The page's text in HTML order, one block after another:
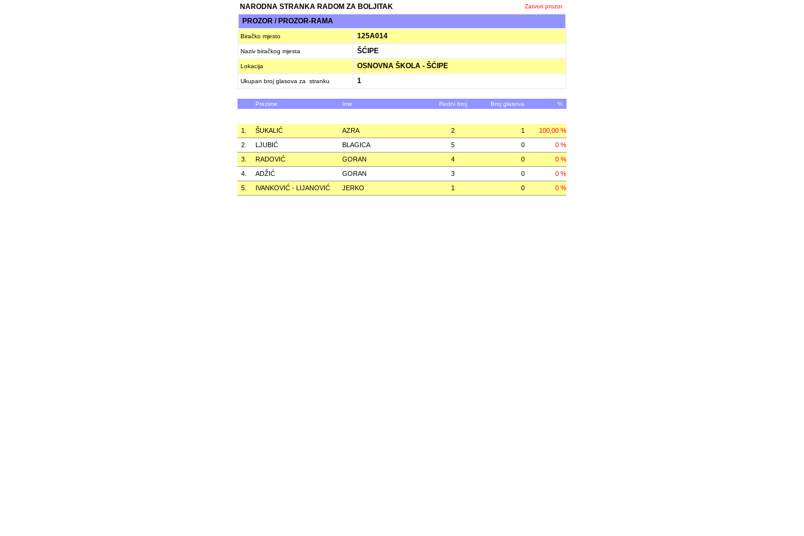
NARODNA STRANKA RADOM ZA BOLJITAK Zatvori prozor
PROZOR / PROZOR-RAMA
Biračko mjesto 125A014
Naziv biračkog mjesta ŠĆIPE
Lokacija OSNOVNA ŠKOLA - ŠĆIPE
Ukupan broj glasova za stranku 1
Prezime Ime Redni broj Broj glasova %
1. ŠUKALIĆ AZRA 2 1
100,00 %
2.
LJUBIĆ BLAGICA 5 0
0 %
3.
RADOVIĆ GORAN 4 0
0 %
4.
ADŽIĆ GORAN 3 0
0 %
5.
IVANKOVIĆ - LIJANOVIĆ JERKO 1 0 0 %